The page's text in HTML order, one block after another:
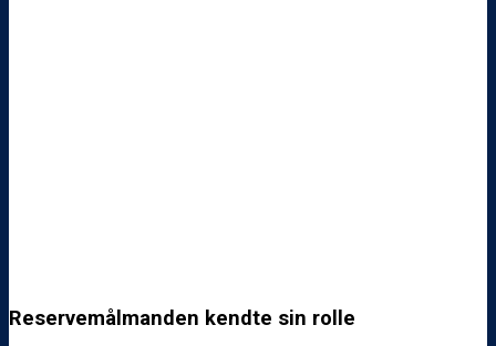
Reservemålmanden kendte sin rolle